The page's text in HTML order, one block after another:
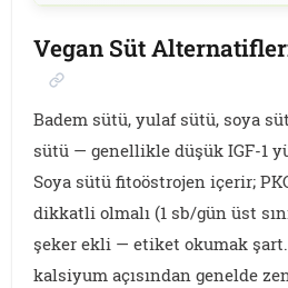
Vegan Süt
Badem sütü, yulaf sütü, soya
sütü — genellikle düşük IGF-1
Soya sütü fitoöstrojen içerir;
dikkatli olmalı (1 sb/gün üst
şeker ekli — etiket okumak
kalsiyum açısından genelde